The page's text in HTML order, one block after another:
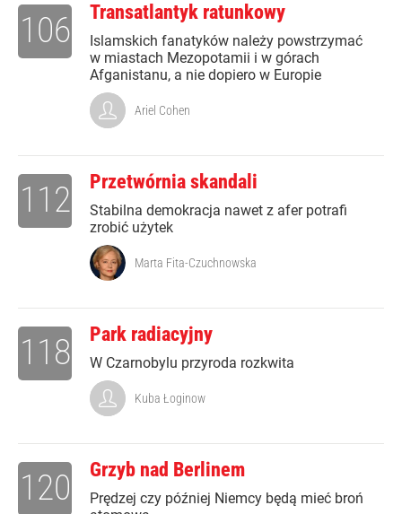
Transatlantyk ratunkowy
Islamskich fanatyków należy powstrzymać
w miastach Mezopotamii i w górach
Afganistanu, a nie dopiero w Europie
106
Ariel Cohen
Przetwórnia skandali
Stabilna demokracja nawet z afer potrafi
zrobić użytek
112
Marta Fita-Czuchnowska
Park radiacyjny
W Czarnobylu przyroda rozkwita
118
Kuba Łoginow
Grzyb nad Berlinem
Prędzej czy później Niemcy będą mieć broń
120